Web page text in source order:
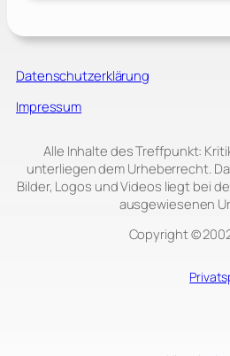
Datenschutzerklärung
Impressum
Alle Inhalte des Treffpunkt:
unterliegen dem Urheberrecht.
Bilder, Logos und Videos liegt bei
ausgewiesenen
Copyright ©